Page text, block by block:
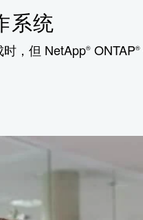
系统
，但 NetApp® ONTAP®